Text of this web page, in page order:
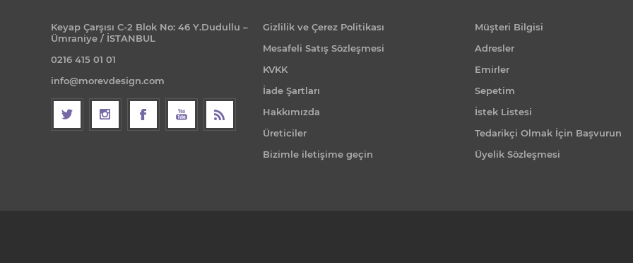
Keyap Çarşısı C-2 Blok No: 46 Y.Dudullu –
Ümraniye / İSTANBUL
0216 415 01 01
info@morevdesign.com
Gizlilik ve Çerez Politikası
Mesafeli Satış Sözleşmesi
KVKK
İade Şartları
Hakkımızda
Üreticiler
Bizimle iletişime geçin
Müşteri Bilgisi
Adresler
Emirler
Sepetim
İstek Listesi
Tedarikçi Olmak İçin Başvurun
Üyelik Sözleşmesi